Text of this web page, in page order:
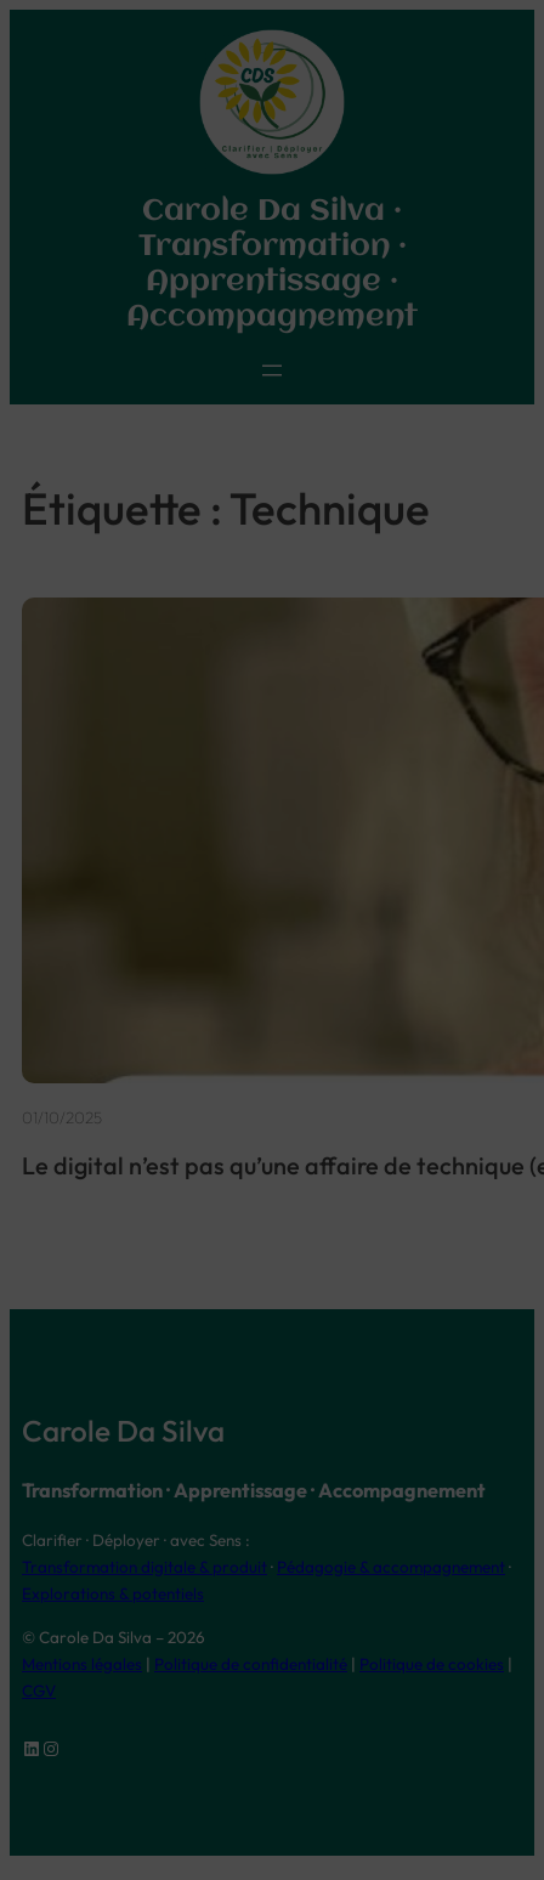
Carole Da Silva ·
Transformation ·
Apprentissage ·
Accompagnement
Étiquette :Technique
01/10/2025
Le digital n’est pas qu’une affaire de technique
Carole Da Silva
Transformation · Apprentissage · Accompagnement
Clarifier · Déployer · avec Sens :
Transformation digitale & produit · Pédagogie & accompagnement ·
Explorations & potentiels
© Carole Da Silva – 2026
Mentions légales | Politique de confidentialité | Politique de cookies |
CGV
LinkedIn Instagram